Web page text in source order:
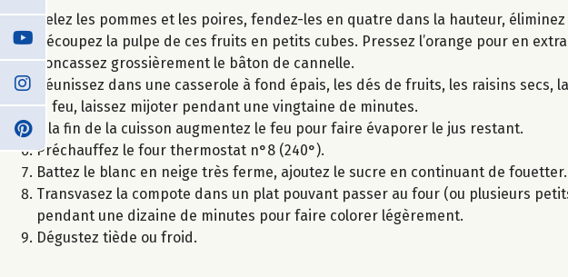
Pelez les pommes et les poires, fendez-les en quatre dans la hauteur,
Découpez la pulpe de ces fruits en petits cubes. Pressez l’orange pour en
Concassez grossièrement le bâton de cannelle.
Réunissez dans une casserole à fond épais, les dés de fruits, les raisins
le feu, laissez mijoter pendant une vingtaine de minutes.
A la fin de la cuisson augmentez le feu pour faire évaporer le jus restant.
Préchauffez le four thermostat n°8 (240°).
Battez le blanc en neige très ferme, ajoutez le sucre en continuant de fouetter.
Transvasez la compote dans un plat pouvant passer au four (ou plusieurs
pendant une dizaine de minutes pour faire colorer légèrement.
Dégustez tiède ou froid.